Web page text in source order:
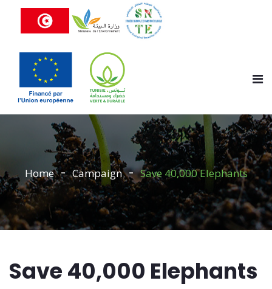
Home Campaign Save 40,000 Elephants
Save 40,000 Elephants